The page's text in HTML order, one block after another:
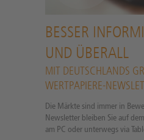
BESSER
UND ÜBERALL
MIT DEUTSCHLANDS
WERTPAPIERE-
Die Märkte sind immer in
Newsletter bleiben Sie auf
am PC oder unterwegs via